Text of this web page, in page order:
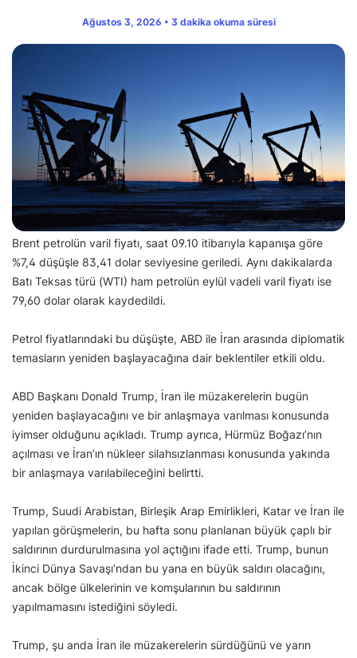
Ağustos 3, 2026 • 3 dakika okuma süresi
Brent petrolün varil fiyatı, saat 09.10 itibarıyla kapanışa göre
%7,4 düşüşle 83,41 dolar seviyesine geriledi. Aynı dakikalarda
Batı Teksas türü (WTI) ham petrolün eylül vadeli varil fiyatı ise
79,60 dolar olarak kaydedildi.
Petrol fiyatlarındaki bu düşüşte, ABD ile İran arasında diplomatik
temasların yeniden başlayacağına dair beklentiler etkili oldu.
ABD Başkanı Donald Trump, İran ile müzakerelerin bugün
yeniden başlayacağını ve bir anlaşmaya varılması konusunda
iyimser olduğunu açıkladı. Trump ayrıca, Hürmüz Boğazı’nın
açılması ve İran’ın nükleer silahsızlanması konusunda yakında
bir anlaşmaya varılabileceğini belirtti.
Trump, Suudi Arabistan, Birleşik Arap Emirlikleri, Katar ve İran ile
yapılan görüşmelerin, bu hafta sonu planlanan büyük çaplı bir
saldırının durdurulmasına yol açtığını ifade etti. Trump, bunun
İkinci Dünya Savaşı’ndan bu yana en büyük saldırı olacağını,
ancak bölge ülkelerinin ve komşularının bu saldırının
yapılmamasını istediğini söyledi.
Trump, şu anda İran ile müzakerelerin sürdüğünü ve yarın